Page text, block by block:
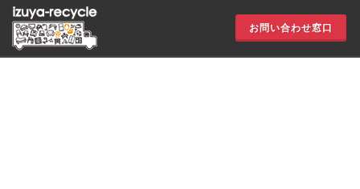
お問い合わせ窓口